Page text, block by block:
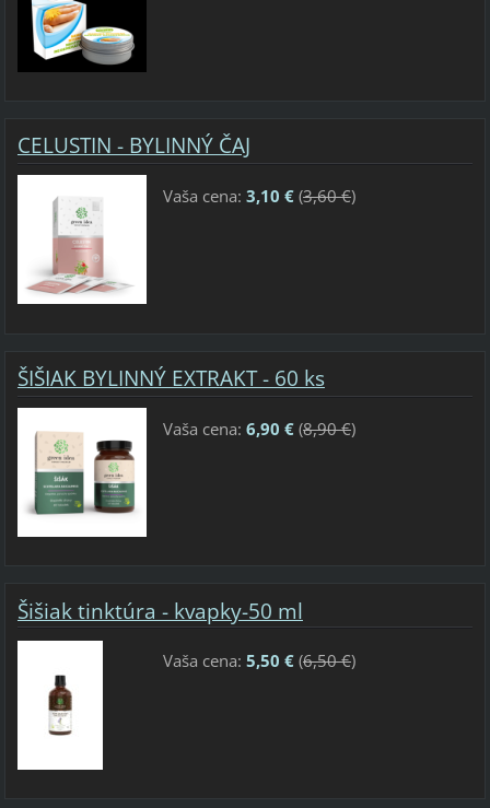
CELUSTIN - BYLINNÝ ČAJ
Vaša cena: 3,10 €(3,60 €)
ŠIŠIAK BYLINNÝ EXTRAKT - 60 ks
Vaša cena: 6,90 €(8,90 €)
Šišiak tinktúra - kvapky-50 ml
Vaša cena: 5,50 €(6,50 €)